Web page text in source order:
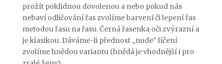
prožít poklidnou dovolenou a nebo pokud nás
nebaví odličování řas zvolíme barvení či lepení řas
metodou řasu na řasu. Černá řasenka oči zvýrazní a
je klasikou. Dáváme-li přednost „nude“ líčení
zvolíme hnědou variantu (hnědá je vhodnější i pro